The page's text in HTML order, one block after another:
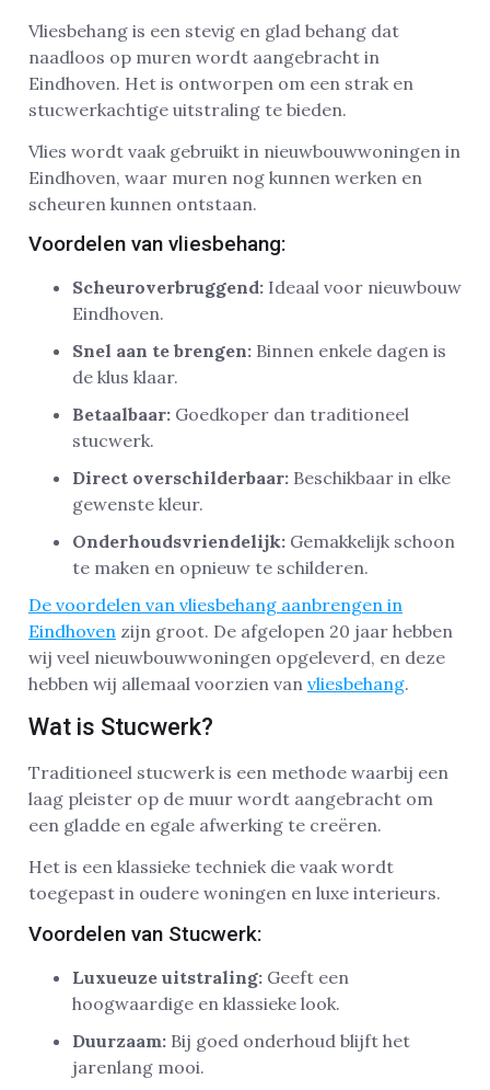
Vliesbehang is een stevig en glad behang dat
naadloos op muren wordt aangebracht in
Eindhoven. Het is ontworpen om een strak en
stucwerkachtige uitstraling te bieden.
Vlies wordt vaak gebruikt in nieuwbouwwoningen in
Eindhoven, waar muren nog kunnen werken en
scheuren kunnen ontstaan.
Voordelen van vliesbehang:
Scheuroverbruggend: Ideaal voor nieuwbouw
Eindhoven.
Snel aan te brengen: Binnen enkele dagen is
de klus klaar.
Betaalbaar: Goedkoper dan traditioneel
stucwerk.
Direct overschilderbaar: Beschikbaar in elke
gewenste kleur.
Onderhoudsvriendelijk: Gemakkelijk schoon
te maken en opnieuw te schilderen.
De voordelen van vliesbehang aanbrengen in
Eindhoven zijn groot. De afgelopen 20 jaar hebben
wij veel nieuwbouwwoningen opgeleverd, en deze
hebben wij allemaal voorzien van vliesbehang.
Wat is Stucwerk?
Traditioneel stucwerk is een methode waarbij een
laag pleister op de muur wordt aangebracht om
een gladde en egale afwerking te creëren.
Het is een klassieke techniek die vaak wordt
toegepast in oudere woningen en luxe interieurs.
Voordelen van Stucwerk:
Luxueuze uitstraling: Geeft een
hoogwaardige en klassieke look.
Duurzaam: Bij goed onderhoud blijft het
jarenlang mooi.